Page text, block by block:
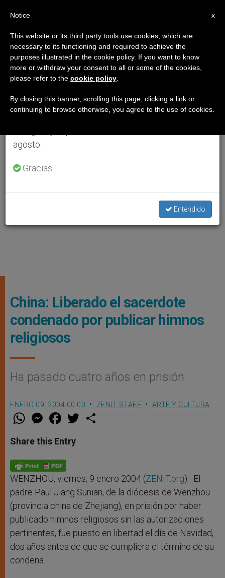
China: Liberado el sacerdote
condenado por publicar himnos
religiosos
Ha pasado cuatro años en prisión
ENERO 09, 2004 00:00 ZENIT STAFF ARTE Y CULTURA
W
t
s
p
p
M
e
s
e
g
e
r
F
a
e
b
o
k
w
Share this Entry
WENZHOU, viernes, 9 enero 2004 (ZENIT.org).- El
padre Paul Jiang Sunian, de la diócesis de Wenzhou
(provincia china de Zhejiang), en prisión por haber
publicado himnos religiosos sin las autorizaciones
pertinentes, fue puesto en libertad el día de Navidad,
dos años antes de que se cumpliera el término de su
condena.
×
Aviso importante
Del 27 de julio al 7 de agosto haremos la pausa
anual, aprovechando que en el periodo de verano
se generan menos informaciones y también el
agosto.
Gracias.
Entendido
x
Notice
This website or its third party tools use cookies, which are
necessary to its functioning and required to achieve the
purposes illustrated in the cookie policy. If you want to know
more or withdraw your consent to all or some of the cookies,
please refer to the cookie policy
By closing this banner, scrolling this page, clicking a link or
continuing to browse otherwise, you agree to the use of cookies.